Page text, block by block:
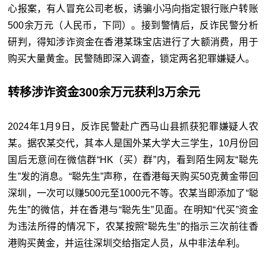
心报案，有人冒充公司老板，诱骗小冯向指定银行账户转账
500余万元（人民币，下同）。接到警情后，反诈民警分析
研判，得知涉诈资金在香港某珠宝店进行了大额消费，用于
购买大量黄金。民警随即深入调查，锁定两名犯罪嫌疑人。
转移涉诈资金300余万元获利3万余元
2024年1月9日，反诈民警赴广西马山县抓获犯罪嫌疑人农
某。据农某交代，其本人是国外某大学大三学生，10月份回
国后无意间在微信群“HK（买）群”内，看到陌生网友“聪先
生”发的消息。“聪先生”声称，在香港每天购买50克黄金带回
深圳，一次可以赚500元至1000元不等。农某当即添加了“聪
先生”的微信，并在香港与“聪先生”见面。在明知“代买”资金
为违法所得的情况下，农某按照“聪先生”的指示三次前往香
港购买黄金，并运往深圳交给指定人员，从中非法牟利。